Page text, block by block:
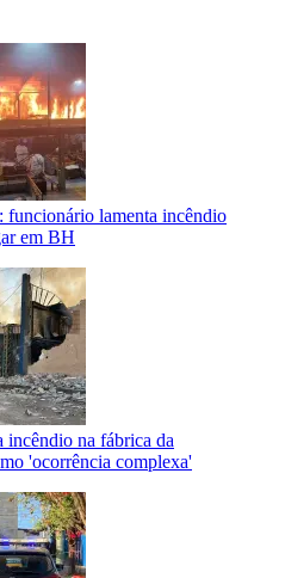
funcionário lamenta incêndio
em BH
incêndio na fábrica da
'ocorrência complexa'